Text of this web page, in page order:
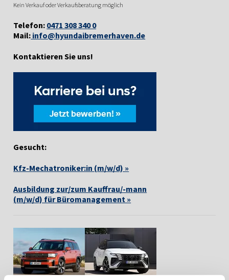
Kein Verkauf oder Verkaufsberatung möglich
Telefon: 0471 308 340 0
Mail: info@hyundaibremerhaven.de
Kontaktieren Sie uns!
Gesucht:
Kfz-Mechatroniker:in (m/w/d) »
Ausbildung zur/zum Kauffrau/-mann
(m/w/d) für Büromanagement »